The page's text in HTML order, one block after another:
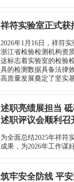
祥符实验室正式
2026年1月16日，祥符
浙江省检验检测机构资
这标志着实验室的检验
具的检测数据具备法律
高质量发展奠定了坚实基
述职亮绩展担当
述职评议会顺利召
为全面总结2025年祥符
成果，为2026年工作谋
筑牢安全防线 平